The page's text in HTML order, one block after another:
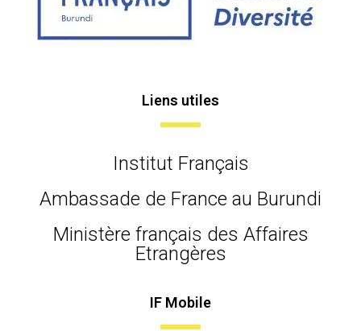
Liens utiles
Institut Français
Ambassade de France au Burundi
Ministère français des Affaires
Etrangères
IF Mobile